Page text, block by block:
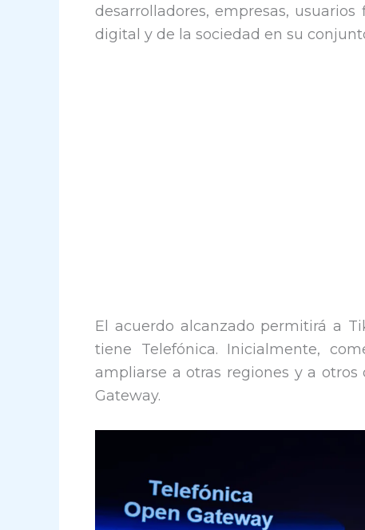
desarrolladores, empresas,
digital y de la sociedad en su
El acuerdo alcanzado permitirá a
tiene Telefónica. Inicialmente,
ampliarse a otras regiones y a
Gateway.